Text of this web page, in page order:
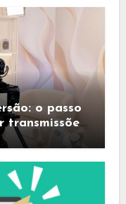
o passo
transmissões